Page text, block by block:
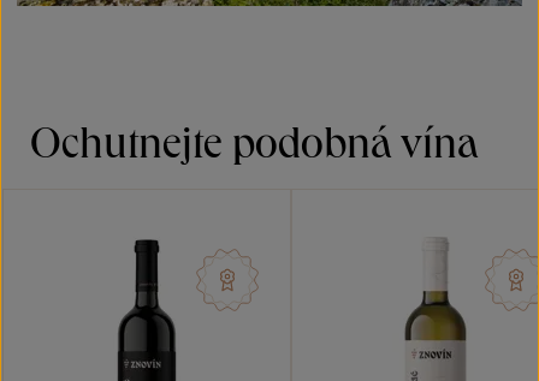
Ochutnejte podobná vína